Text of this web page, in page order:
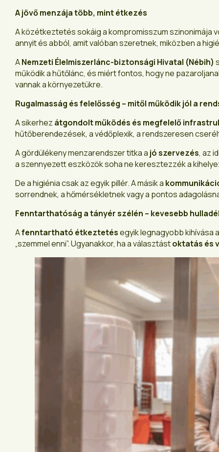
A jövő menzája több, mint étkezés
A közétkeztetés sokáig a kompromisszum szinonimája
annyit és abból, amit valóban szeretnek, miközben a
ANemzeti Élelmiszerlánc-biztonsági Hivatal (Nébih)
működik a hűtőlánc, és miért fontos, hogy ne
vannak a környezetükre.
Rugalmasság és felelősség – mitől működik jól a
A sikerhez átgondolt működés és megfelelő
hűtőberendezések, a védőplexik, a rendszeresen
A gördülékeny menzarendszer titka a jó szervezés, az
a szennyezett eszközök soha ne keresztezzék a
De a higiénia csak az egyik pillér. A másik a
sorrendnek, a hőmérsékletnek vagy a pontos
Fenntarthatóság a tányér szélén – kevesebb
Afenntartható étkeztetésegyik legnagyobb kihívása
„szemmel enni”. Ugyanakkor, ha a választástoktatás és